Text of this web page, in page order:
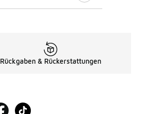
Rückgaben & Rückerstattungen